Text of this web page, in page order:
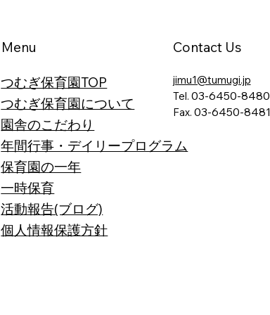
Menu
つむぎ保育園TOP
つむぎ保育園について
園舎のこだわり
​年間行事・デイリープログラム
保育園の一年
一時保育
活動報告(ブログ)
​個人情報保護方針
Contact Us
jimu1@tumugi.jp
Tel. 03-6450-8480
Fax. 03-6450-8481